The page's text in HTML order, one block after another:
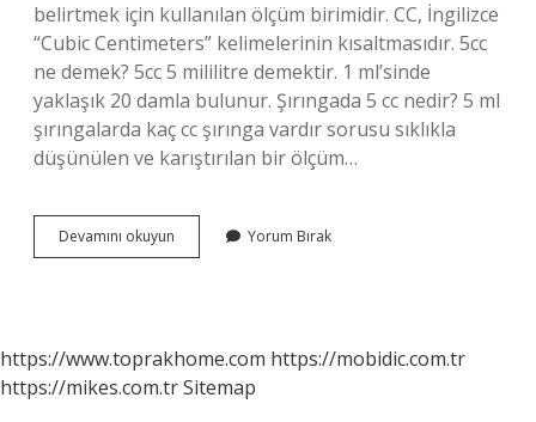
belirtmek için kullanılan ölçüm birimidir. CC, İngilizce
“Cubic Centimeters” kelimelerinin kısaltmasıdır. 5cc
ne demek? 5cc 5 mililitre demektir. 1 ml’sinde
yaklaşık 20 damla bulunur. Şırıngada 5 cc nedir? 5 ml
şırıngalarda kaç cc şırınga vardır sorusu sıklıkla
düşünülen ve karıştırılan bir ölçüm…
Devamını okuyun
Cc
Yorum Bırak
https://www.toprakhome.com https://mobidic.com.tr
https://mikes.com.trSitemap